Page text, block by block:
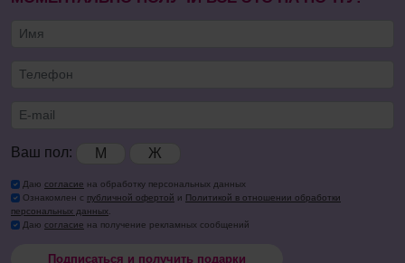
Ваш пол: М Ж
Даю согласие на обработку персональных данных
Ознакомлен с публичной офертой и Политикой в отношении обработки
персональных данных.
Даю согласие на получение рекламных сообщений
Подписаться и получить подарки